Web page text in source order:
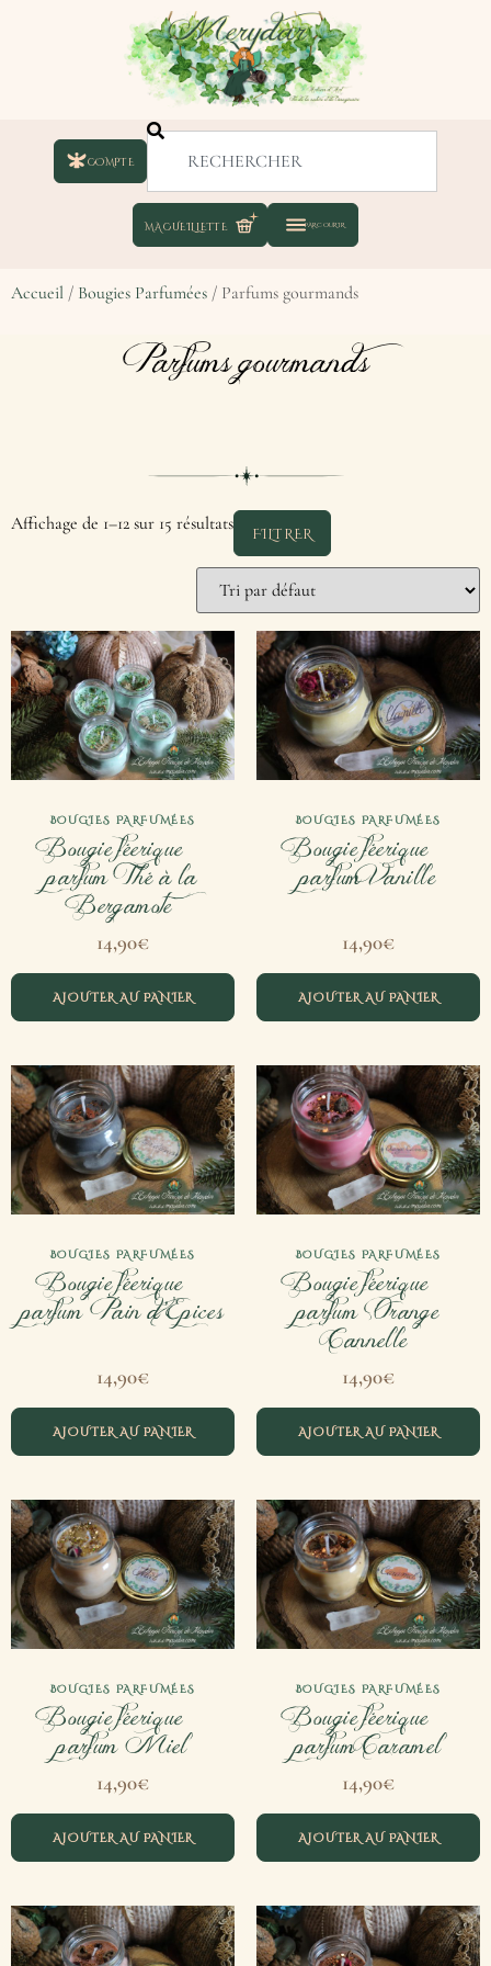
COMPTE
Accueil / Bougies Parfumées / Parfums gourmands
Parfums gourmands
FILTRER
Affichage de 1–12 sur 15 résultats
BOUGIES PARFUMÉES
Bougie féerique –
parfum Thé à la
Bergamote
14,90€
AJOUTER AU PANIER
BOUGIES PARFUMÉES
Bougie féerique –
parfum Vanille
14,90€
AJOUTER AU PANIER
BOUGIES PARFUMÉES
Bougie féerique –
parfum Pain d’Epices
14,90€
AJOUTER AU PANIER
BOUGIES PARFUMÉES
Bougie féerique –
parfum Orange
Cannelle
14,90€
AJOUTER AU PANIER
BOUGIES PARFUMÉES
Bougie féerique –
parfum Miel
14,90€
AJOUTER AU PANIER
BOUGIES PARFUMÉES
Bougie féerique –
parfum Caramel
14,90€
AJOUTER AU PANIER